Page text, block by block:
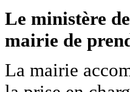
Le ministère
mairie de
La mairie